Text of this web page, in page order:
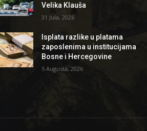
Velika Klauša
31 Jula, 2026
Isplata razlike u platama
zaposlenima u institucijama
Bosne i Hercegovine
5 Augusta, 2026